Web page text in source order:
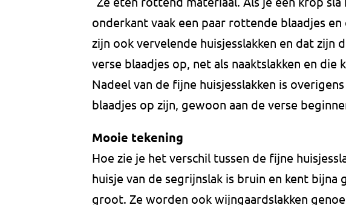
onderkant vaak een paar rottende blaadjes
zijn ook vervelende huisjesslakken en dat zijn
verse blaadjes op, net als naaktslakken en die
Nadeel van de fijne huisjesslakken is
blaadjes op zijn, gewoon aan de verse
Mooie tekening
Hoe zie je het verschil tussen de fijne
huisje van de segrijnslak is bruin en kent bijna
groot. Ze worden ook wijngaardslakken